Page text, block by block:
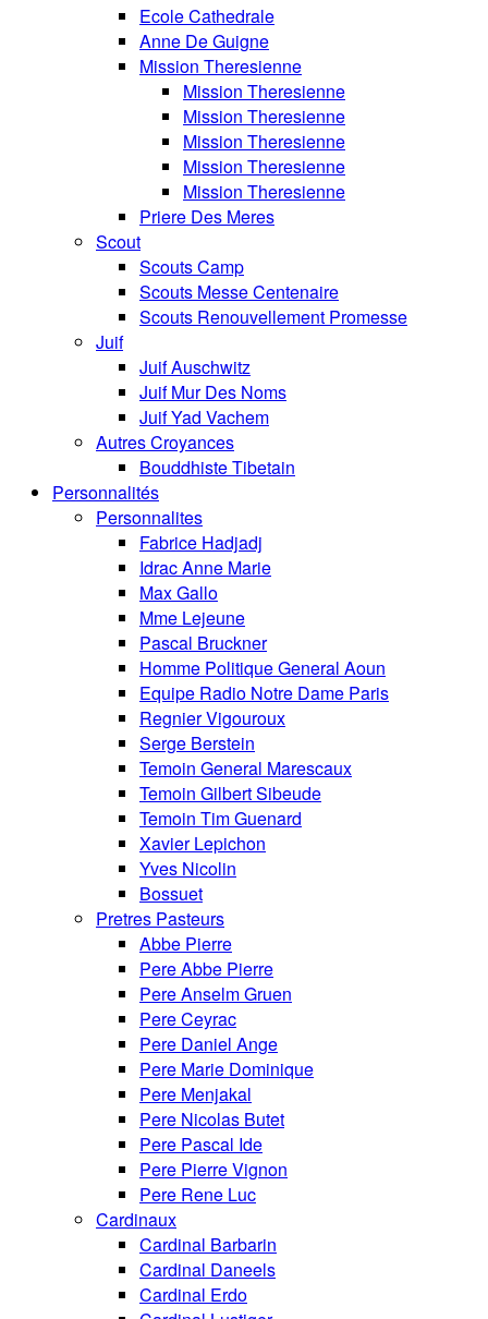
Ecole Cathedrale
Anne De Guigne
Mission Theresienne
Mission Theresienne
Mission Theresienne
Mission Theresienne
Mission Theresienne
Mission Theresienne
Priere Des Meres
Scout
Scouts Camp
Scouts Messe Centenaire
Scouts Renouvellement Promesse
Juif
Juif Auschwitz
Juif Mur Des Noms
Juif Yad Vachem
Autres Croyances
Bouddhiste Tibetain
Personnalités
Personnalites
Fabrice Hadjadj
Idrac Anne Marie
Max Gallo
Mme Lejeune
Pascal Bruckner
Homme Politique General Aoun
Equipe Radio Notre Dame Paris
Regnier Vigouroux
Serge Berstein
Temoin General Marescaux
Temoin Gilbert Sibeude
Temoin Tim Guenard
Xavier Lepichon
Yves Nicolin
Bossuet
Pretres Pasteurs
Abbe Pierre
Pere Abbe Pierre
Pere Anselm Gruen
Pere Ceyrac
Pere Daniel Ange
Pere Marie Dominique
Pere Menjakal
Pere Nicolas Butet
Pere Pascal Ide
Pere Pierre Vignon
Pere Rene Luc
Cardinaux
Cardinal Barbarin
Cardinal Daneels
Cardinal Erdo